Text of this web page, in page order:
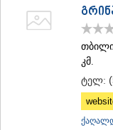
კმ.
ტელ: